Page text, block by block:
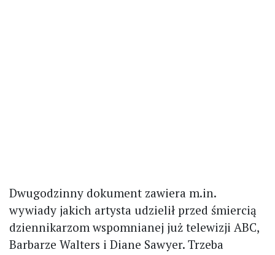
Dwugodzinny dokument zawiera m.in.
wywiady jakich artysta udzielił przed śmiercią
dziennikarzom wspomnianej już telewizji ABC,
Barbarze Walters i Diane Sawyer. Trzeba